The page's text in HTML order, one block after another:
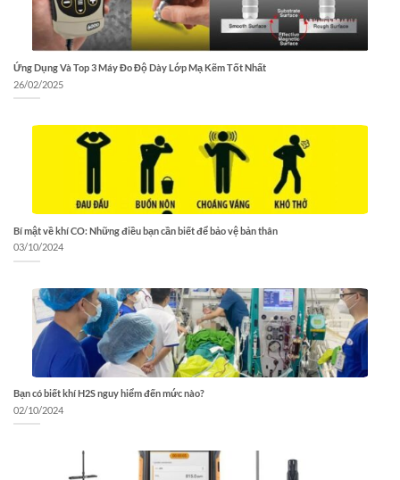
Ứng Dụng Và Top 3 Máy Đo Độ Dày Lớp Mạ Kẽm Tốt Nhất
26/02/2025
Bí mật về khí CO: Những điều bạn cần biết để bảo vệ bản thân
03/10/2024
Bạn có biết khí H2S nguy hiểm đến mức nào?
02/10/2024